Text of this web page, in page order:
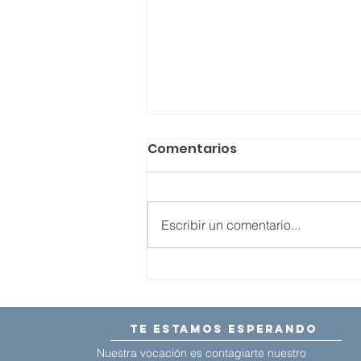
Comentarios
Escribir un comentario...
te estamos esperando
Nuestra vocación es contagiarte nuestro